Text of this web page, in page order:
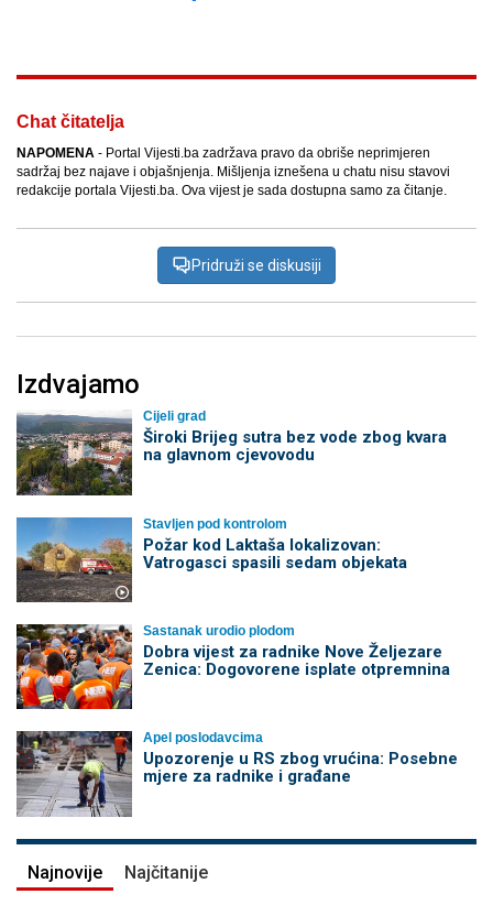
Chat čitatelja
NAPOMENA - Portal Vijesti.ba zadržava pravo da obriše neprimjeren
sadržaj bez najave i objašnjenja. Mišljenja iznešena u chatu nisu stavovi
redakcije portala Vijesti.ba. Ova vijest je sada dostupna samo za čitanje.
Pridruži se diskusiji
Izdvajamo
Cijeli grad
Široki Brijeg sutra bez vode zbog kvara
na glavnom cjevovodu
Stavljen pod kontrolom
Požar kod Laktaša lokalizovan:
Vatrogasci spasili sedam objekata
Sastanak urodio plodom
Dobra vijest za radnike Nove Željezare
Zenica: Dogovorene isplate otpremnina
Apel poslodavcima
Upozorenje u RS zbog vrućina: Posebne
mjere za radnike i građane
Najnovije Najčitanije